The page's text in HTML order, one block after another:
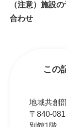
（注意）施設
合わせ
この
地域共創
〒840-